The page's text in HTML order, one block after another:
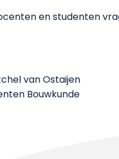
en studenten
van Ostaijen
Bouwkunde